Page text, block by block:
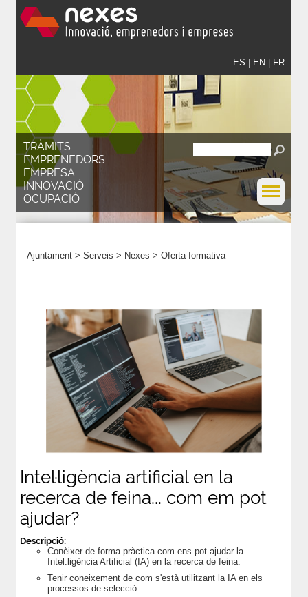
ES EN FR
TRÀMITS
EMPRENEDORS
EMPRESA
INNOVACIÓ
OCUPACIÓ
Ajuntament > Serveis > Nexes > Oferta formativa
Intel·ligència artificial en la
recerca de feina... com em pot
ajudar?
Descripció:
Conèixer de forma pràctica com ens pot ajudar la
Intel.ligència Artificial (IA) en la recerca de feina.
Tenir coneixement de com s'està utilitzant la IA en els
processos de selecció.